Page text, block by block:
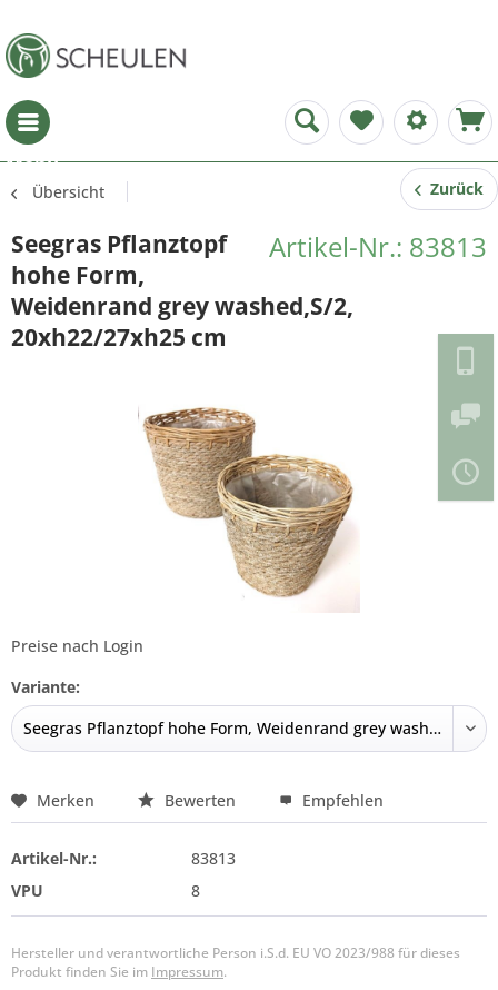
Menü
Übersicht Zurück
Artikel-Nr.: 83813
Seegras Pflanztopf
hohe Form,
Weidenrand grey washed,S/2,
20xh22/27xh25 cm
Preise nach Login
Variante:
Merken Bewerten Empfehlen
Artikel-Nr.:
83813
VPU
8
Hersteller und verantwortliche Person i.S.d. EU VO 2023/988 für dieses
Produkt finden Sie im Impressum.